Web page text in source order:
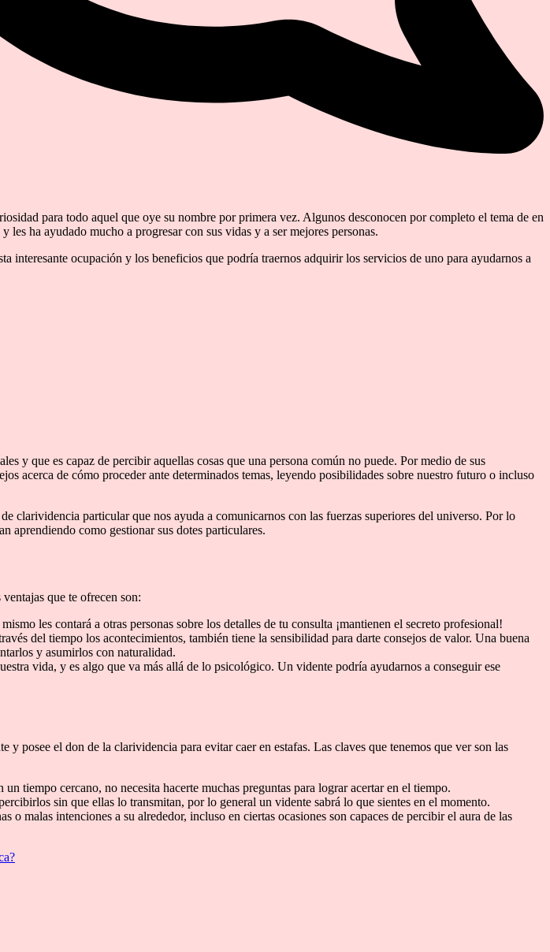
para todo aquel que oye su nombre por primera vez. Algunos desconocen por completo el tema de en
les ha ayudado mucho a progresar con sus vidas y a ser mejores personas.
interesante ocupación y los beneficios que podría traernos adquirir los servicios de uno para ayudarnos a
y que es capaz de percibir aquellas cosas que una persona común no puede. Por medio de sus
acerca de cómo proceder ante determinados temas, leyendo posibilidades sobre nuestro futuro o incluso
clarividencia particular que nos ayuda a comunicarnos con las fuerzas superiores del universo. Por lo
aprendiendo como gestionar sus dotes particulares.
que te ofrecen son:
les contará a otras personas sobre los detalles de tu consulta ¡mantienen el secreto profesional!
del tiempo los acontecimientos, también tiene la sensibilidad para darte consejos de valor. Una buena
y asumirlos con naturalidad.
vida, y es algo que va más allá de lo psicológico. Un vidente podría ayudarnos a conseguir ese
posee el don de la clarividencia para evitar caer en estafas. Las claves que tenemos que ver son las
tiempo cercano, no necesita hacerte muchas preguntas para lograr acertar en el tiempo.
sin que ellas lo transmitan, por lo general un vidente sabrá lo que sientes en el momento.
o malas intenciones a su alrededor, incluso en ciertas ocasiones son capaces de percibir el aura de las